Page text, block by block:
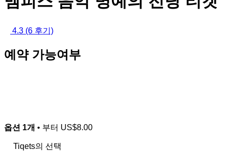
4.3 (6 후기)
예약 가능여부
옵션 1개 • 부터 US$8.00
Tiqets의 선택